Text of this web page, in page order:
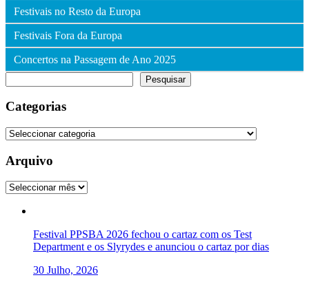
Festivais no Resto da Europa
Festivais Fora da Europa
Concertos na Passagem de Ano 2025
Pesquisar
Categorias
Categorias
Arquivo
Arquivo
Festival PPSBA 2026 fechou o cartaz com os Test
Department e os Slyrydes e anunciou o cartaz por dias
30 Julho, 2026